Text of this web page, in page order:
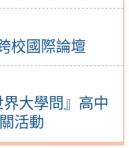
校國際論壇
大學問』高中
活動